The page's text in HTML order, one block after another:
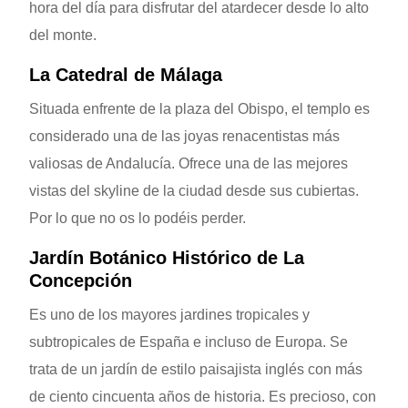
hora del día para disfrutar del atardecer desde lo alto
del monte.
La Catedral de Málaga
Situada enfrente de la plaza del Obispo, el templo es
considerado una de las joyas renacentistas más
valiosas de Andalucía. Ofrece una de las mejores
vistas del skyline de la ciudad desde sus cubiertas.
Por lo que no os lo podéis perder.
Jardín Botánico Histórico de La
Concepción
Es uno de los mayores jardines tropicales y
subtropicales de España e incluso de Europa. Se
trata de un jardín de estilo paisajista inglés con más
de ciento cincuenta años de historia. Es precioso, con